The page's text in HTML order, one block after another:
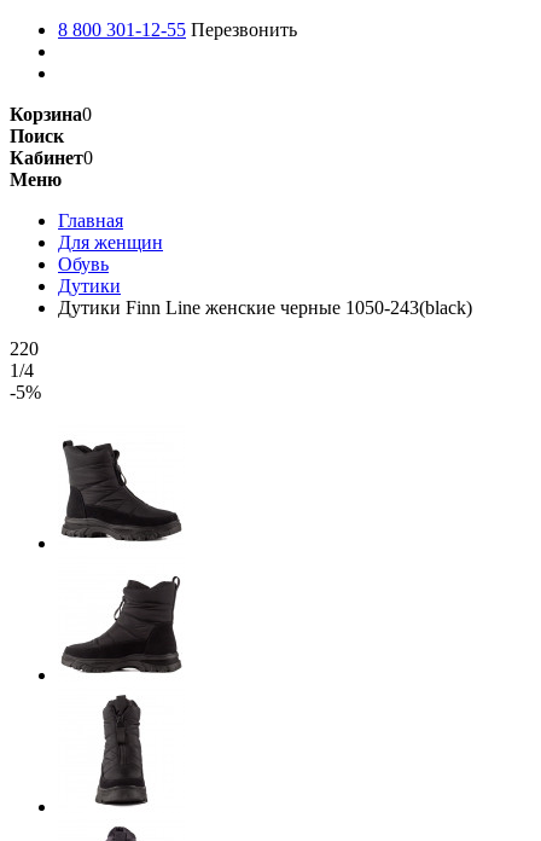
8 800 301-12-55 Перезвонить
Корзина0
Поиск
Кабинет0
Меню
Главная
Для женщин
Обувь
Дутики
Дутики Finn Line женские черные 1050-243(black)
220
1/4
-5%